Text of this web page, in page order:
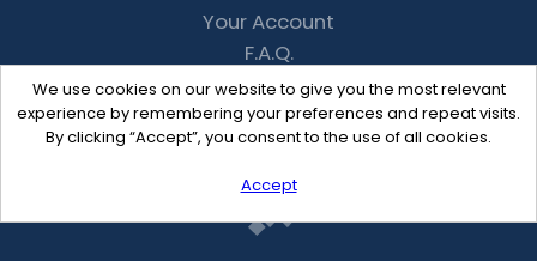
We use cookies on our website to give you the most relevant
experience by remembering your preferences and repeat visits.
By clicking “Accept”, you consent to the use of all cookies.
Accept
Your Account
F.A.Q.
Recent
Contact